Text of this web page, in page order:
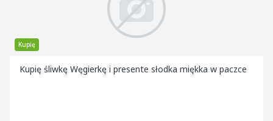
Kupię
Kupię śliwkę Węgierkę i presente słodka miękka w paczce